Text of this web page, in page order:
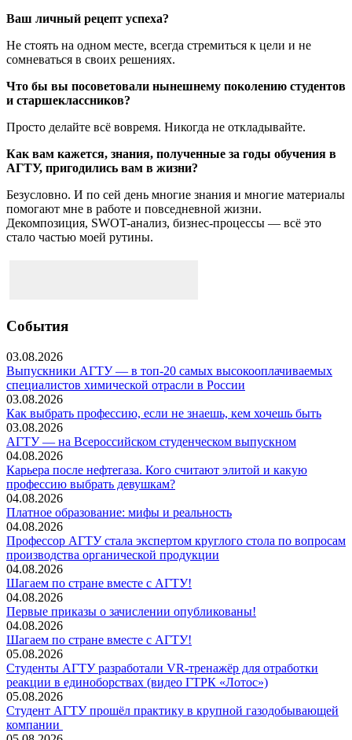
Ваш личный рецепт успеха?
Не стоять на одном месте, всегда стремиться к цели и не
сомневаться в своих решениях.
Что бы вы посоветовали нынешнему поколению студентов
и старшеклассников?
Просто делайте всё вовремя. Никогда не откладывайте.
Как вам кажется, знания, полученные за годы обучения в
АГТУ, пригодились вам в жизни?
Безусловно. И по сей день многие знания и многие материалы
помогают мне в работе и повседневной жизни.
Декомпозиция, SWOT-анализ, бизнес-процессы — всё это
стало частью моей рутины.
События
03.08.2026
Выпускники АГТУ — в топ-20 самых высокооплачиваемых
специалистов химической отрасли в России
03.08.2026
Как выбрать профессию, если не знаешь, кем хочешь быть
03.08.2026
АГТУ — на Всероссийском студенческом выпускном
04.08.2026
Карьера после нефтегаза. Кого считают элитой и какую
профессию выбрать девушкам?
04.08.2026
Платное образование: мифы и реальность
04.08.2026
Профессор АГТУ стала экспертом круглого стола по вопросам
производства органической продукции
04.08.2026
Шагаем по стране вместе с АГТУ!
04.08.2026
Первые приказы о зачислении опубликованы!
04.08.2026
Шагаем по стране вместе с АГТУ!
05.08.2026
Студенты АГТУ разработали VR-тренажёр для отработки
реакции в единоборствах (видео ГТРК «Лотос»)
05.08.2026
Студент АГТУ прошёл практику в крупной газодобывающей
компании